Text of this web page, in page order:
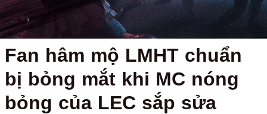
Fan hâm mộ LMHT chuẩn
bị bỏng mắt khi MC nóng
bỏng của LEC sắp sửa